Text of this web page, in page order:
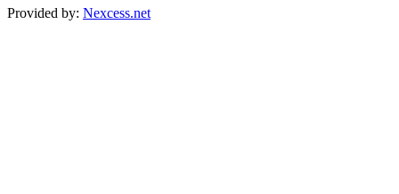
Provided by: Nexcess.net